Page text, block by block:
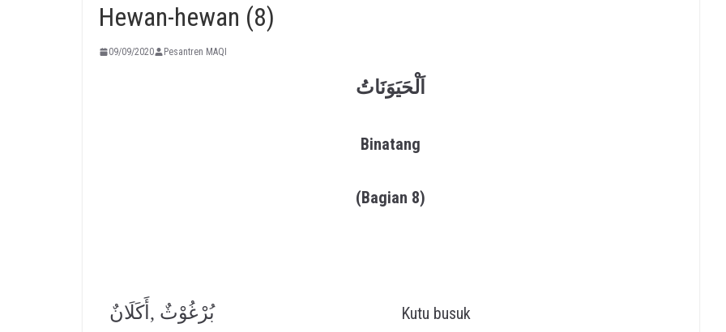
Hewan-hewan (8)
09/09/2020 Pesantren MAQI
اَلْحَيَوَنَاتُ
Binatang
(Bagian 8)
بُرْغُوْثٌ ,أَكَلَانٌ Kutu busuk